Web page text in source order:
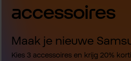
accessoires
Maak je nieuwe
Kies 3 accessoires en krijg 20%